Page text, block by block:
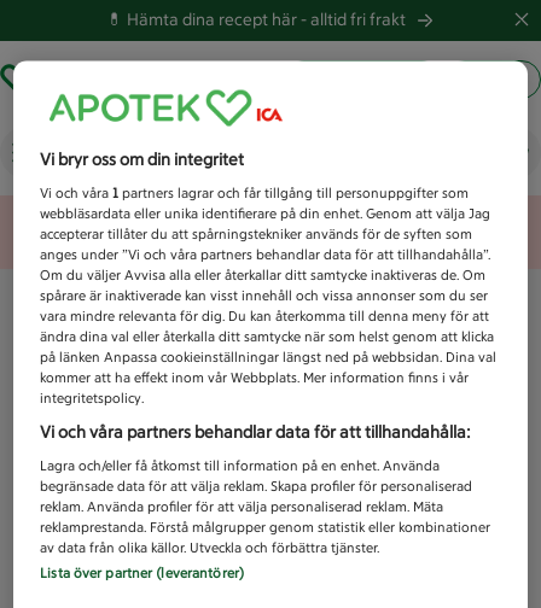
💊 Hämta dina recept här -alltid fri frakt
Vad letar du efter idag?
Unknown error
Vi bryr oss om din integritet
Vi och våra1 partners lagrar och får tillgång till personuppgifter som
webbläsardata eller unika identifierare på din enhet. Genom att välja Jag
accepterar tillåter du att spårningstekniker används för de syften som
anges under ”Vi och våra partners behandlar data för att tillhandahålla”.
Om du väljer Avvisa alla eller återkallar ditt samtycke inaktiveras de. Om
spårare är inaktiverade kan visst innehåll och vissa annonser som du ser
vara mindre relevanta för dig. Du kan återkomma till denna meny för att
ändra dina val eller återkalla ditt samtycke när som helst genom att klicka
på länken Anpassa cookieinställningar längst ned på webbsidan. Dina val
kommer att ha effekt inom vår Webbplats. Mer information finns i vår
integritetspolicy.
Vi och våra partners behandlar data för att tillhandahålla:
Lagra och/eller få åtkomst till information på en enhet. Använda
begränsade data för att välja reklam. Skapa profiler för personaliserad
reklam. Använda profiler för att välja personaliserad reklam. Mäta
reklamprestanda. Förstå målgrupper genom statistik eller kombinationer
av data från olika källor. Utveckla och förbättra tjänster.
Lista över partner (leverantörer)